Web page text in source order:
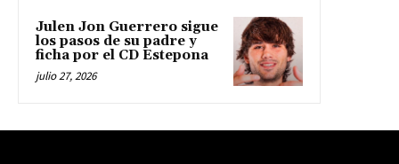
Julen Jon Guerrero sigue
los pasos de su padre y
ficha por el CD Estepona
julio 27, 2026